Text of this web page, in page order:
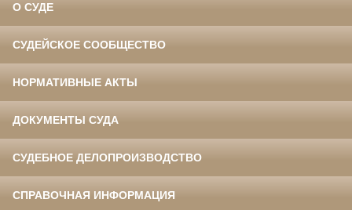
О СУДЕ
СУДЕЙСКОЕ СООБЩЕСТВО
НОРМАТИВНЫЕ АКТЫ
ДОКУМЕНТЫ СУДА
СУДЕБНОЕ ДЕЛОПРОИЗВОДСТВО
СПРАВОЧНАЯ ИНФОРМАЦИЯ